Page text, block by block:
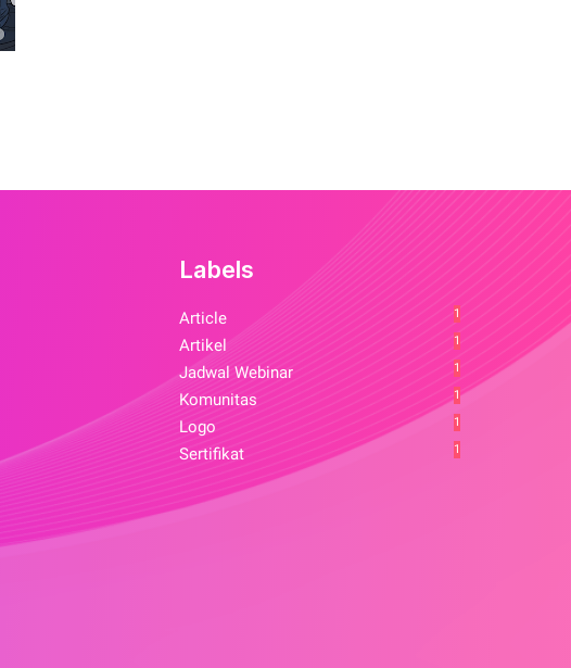
Labels
Article 1
Artikel 1
Jadwal Webinar 1
Komunitas 1
Logo 1
Sertifikat 1